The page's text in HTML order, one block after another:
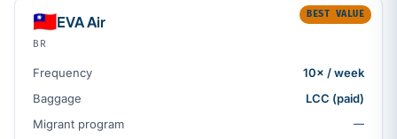
BEST VALUE
🇹🇼EVA Air
BR
Frequency
10× / week
Baggage
LCC (paid)
Migrant program
—